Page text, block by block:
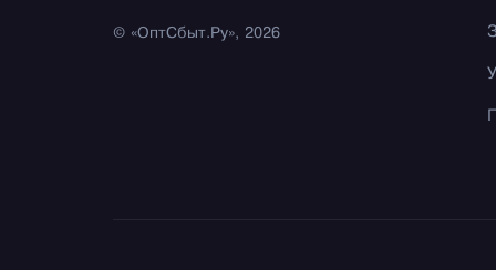
© «ОптСбыт.Ру», 2026